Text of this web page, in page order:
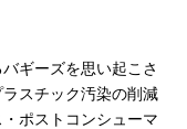
ギーズを思い起こさ
スチック汚染の削減
ポストコンシューマ